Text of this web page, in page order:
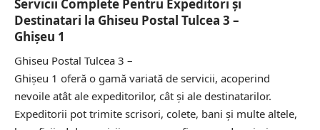
Servicii Complete Pentru Expeditori și
Destinatari la Ghiseu Postal Tulcea 3 –
Ghişeu 1
Ghiseu Postal Tulcea 3 –
Ghişeu 1 oferă o gamă variată de servicii, acoperind
nevoile atât ale expeditorilor, cât și ale destinatarilor.
Expeditorii pot trimite scrisori, colete, bani și multe altele,